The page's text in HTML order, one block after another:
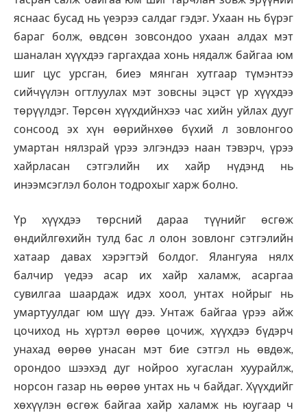
яснаас бусад нь үеэрээ салдаг гэдэг. Ухаан нь бүрэг
бараг болж, өвдсөн зовсондоо ухаан алдах мэт
шаналан хүүхдээ гаргахдаа хонь нядалж байгаа юм
шиг цус урсган, биеэ мянган хутгаар түмэнтээ
сийчүүлэн огтлуулах мэт зовсны эцэст үр хүүхдээ
төрүүлдэг. Төрсөн хүүхдийнхээ час хийн уйлах дууг
сонсоод эх хүн өөрийнхөө бүхий л зовлонгоо
умартан нялзрай үрээ элгэндээ наан тэвэрч, үрээ
хайрласан сэтгэлийн их хайр нүдэнд нь
инээмсэглэл болон тодрохыг харж болно.
Үр хүүхдээ төрсний дараа түүнийг өсгөж
өндийлгөхийн тулд бас л олон зовлонг сэтгэлийн
хатаар давах хэрэгтэй болдог. Ялангуяа нялх
балчир үедээ асар их хайр халамж, асаргаа
сувилгаа шаардаж идэх хоол, унтах нойрыг нь
умартуулдаг юм шүү дээ. Унтаж байгаа үрээ айж
цочиход нь хүртэл өөрөө цочиж, хүүхдээ бүдэрч
унахад өөрөө унасан мэт бие сэтгэл нь өвдөж,
орондоо шээхэд дуг нойроо хугаслан хуурайлж,
норсон газар нь өөрөө унтах нь ч байдаг. Хүүхдийг
хөхүүлэн өсгөж байгаа хайр халамж нь юугаар ч